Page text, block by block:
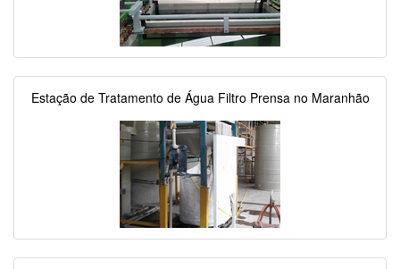
Estação de Tratamento de Água Filtro Prensa no Maranhão